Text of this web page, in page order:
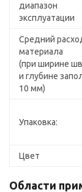
диапазон
эксплуатации
Средний
материала
(при ширине
и глубине
10 мм)
Упаковка:
Цвет
Области